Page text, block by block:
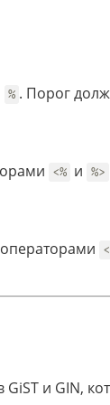
% . Порог
<% и %>
GiST и GIN,